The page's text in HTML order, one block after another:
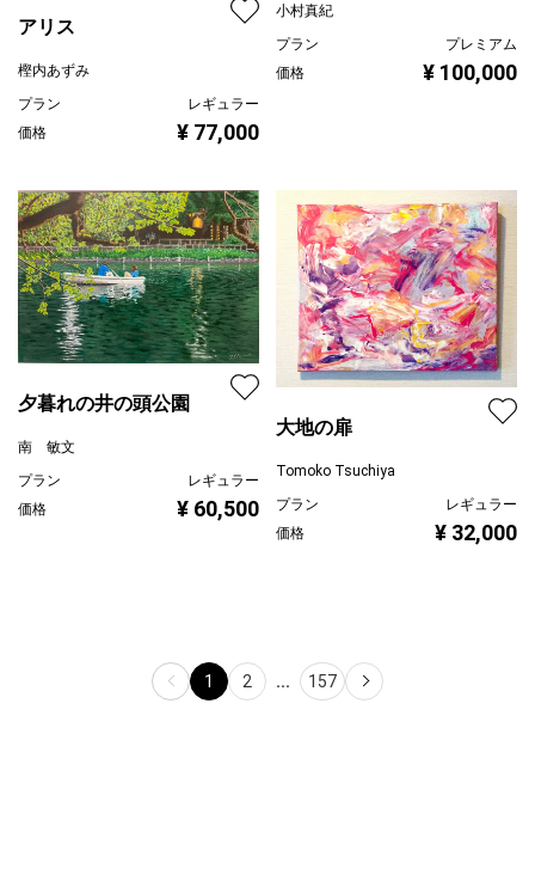
アリス
樫内あずみ
プラン
レギュラー
価格
¥ 77,000
小村真紀
プラン
プレミアム
価格
¥ 100,000
夕暮れの井の頭公園
南 敏文
プラン
レギュラー
価格
¥ 60,500
大地の扉
Tomoko Tsuchiya
プラン
レギュラー
価格
¥ 32,000
1 2 ... 157